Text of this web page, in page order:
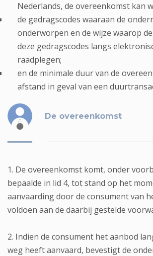
Nederlands, de overeenkomst kan
de gedragscodes waaraan de
onderworpen en de wijze waarop
deze gedragscodes langs
raadplegen;
en de minimale duur van de
afstand in geval van een
De overeenkomst
1. De overeenkomst komt, onder
bepaalde in lid 4, tot stand op het
aanvaarding door de consument van
voldoen aan de daarbij gestelde
2. Indien de consument het aanbod
weg heeft aanvaard, bevestigt de